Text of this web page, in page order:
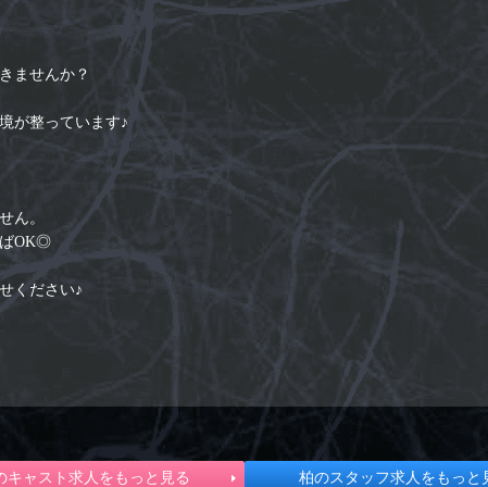
ませんか？
が整っています♪
ん。
ばOK◎
ください♪
キャスト求人をもっと見る 柏のスタッフ求人をもっと